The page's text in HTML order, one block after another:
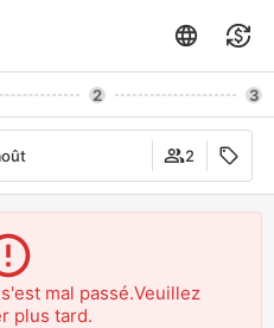
2 3
2
mal passé.Veuillez
plus tard.